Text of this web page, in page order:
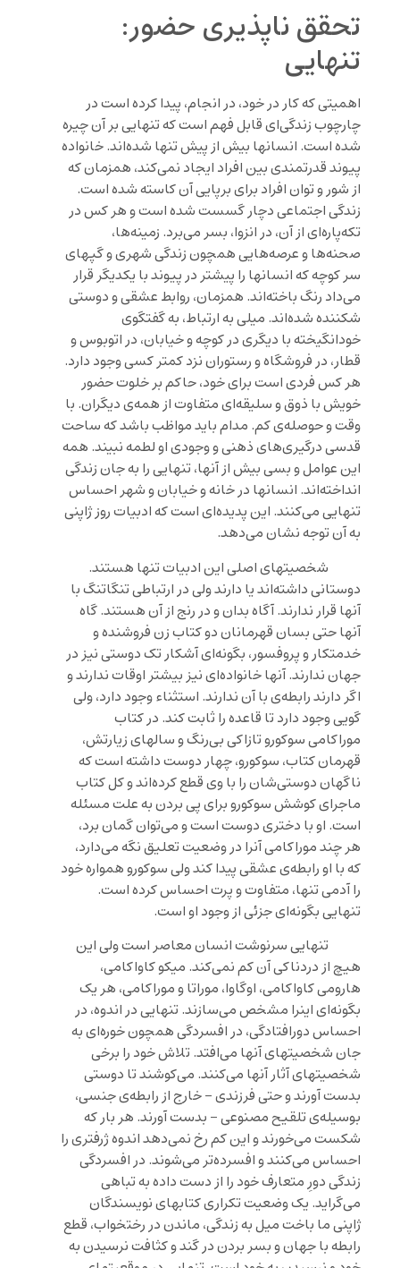
تحقق ناپذیری حضور:
تنهایی
اهمیتی که کار در خود، در انجام، پیدا کرده است در
چارچوب زندگی‌ای قابل فهم است که تنهایی بر آن چیره
شده است. انسانها بیش از پیش تنها شده‌اند. خانواده
پیوند قدرتمندی بین افراد ایجاد نمی‌کند، همزمان که
از شور و توان افراد برای برپایی آن کاسته شده است.
زندگی اجتماعی دچار گسست شده است و هر کس در
تکه‌پاره‌ای از آن، در انزوا، بسر می‌برد. زمینه‌ها،
صحنه‌ها و عرصه‌هایی همچون زندگی شهری و گپهای
سر کوچه که انسانها را پیشتر در پیوند با یکدیگر قرار
می‌داد رنگ باخته‌اند. همزمان، روابط عشقی و دوستی
شکننده شده‌اند. میلی به ارتباط، به گفتگوی
خودانگیخته‌ با دیگری در کوچه و خیابان، در اتوبوس و
قطار، در فروشگاه و رستوران نزد کمتر کسی وجود دارد.
هر کس فردی است برای خود، حاکم بر خلوت حضور
خویش با ذوق و سلیقه‌ای متفاوت از همه‌ی دیگران. با
وقت و حوصله‌ی کم. مدام باید مواظب باشد که ساحت
قدسی درگیری‌های ذهنی و وجودی او لطمه نبیند. همه
این عوامل و بسی بیش از آنها، تنهایی را به جان زندگی
انداخته‌اند. انسانها در خانه و خیابان و شهر احساس
تنهایی می‌کنند. این پدیده‌ای است که ادبیات روز ژاپنی
به آن توجه نشان می‌دهد.
شخصیتهای اصلی این ادبیات تنها هستند.
دوستانی داشته‌اند یا دارند ولی در ارتباطی تنگاتنگ با
آنها قرار ندارند. آگاه بدان و در رنج از آن هستند. گاه
آنها حتی بسان قهرمانان دو کتابزن فروشندهو
خدمتکار و پروفسور، بگونه‌ای آشکار تک دوستی نیز در
جهان ندارند. آنها خانواده‌ای نیز بیشتر اوقات ندارند و
اگر دارند رابطه‌ی با آن ندارند. استثناء وجود دارد، ولی
گویی وجود دارد تا قاعده را ثابت کند. در کتاب
موراکامیسوکورو تازاکی بی‌رنگ و سالهای زیارتش،
قهرمان کتاب، سوکورو، چهار دوست داشته است که
ناگهان دوستی‌شان را با وی قطع کرده‌اند و کل کتاب
ماجرای کوشش سوکورو برای پی بردن به علت مسئله
است. او با دختری دوست است و می‌توان گمان برد،
هر چند موراکامی آنرا در وضعیت تعلیق نگه می‌دارد،
که با او رابطه‌ی عشقی پیدا کند ولی سوکورو همواره خود
را آدمی تنها، متفاوت و پرت احساس کرده است.
تنهایی بگونه‌ای جزئی از وجود او است.
تنهایی سرنوشت انسان معاصر است ولی این
هیچ از دردناکی آن کم نمی‌کند. میکو کاواکامی،
هارومی کاواکامی، اوگاوا، موراتا و موراکامی، هر یک
بگونه‌ای اینرا مشخص می‌سازند. تنهایی در اندوه، در
احساس دورافتادگی، در افسردگی همچون خوره‌ای به
جان شخصیتهای آنها می‌افتد. تلاش خود را برخی
شخصیتهای آثار آنها می‌کنند. می‌کوشند تا دوستی
بدست آورند و حتی فرزندی – خارج از رابطه‌ی جنسی،
بوسیله‌ی تلقیح مصنوعی – بدست آورند. هر بار که
شکست می‌خورند و این کم رخ نمی‌دهد اندوه ژرفتری را
احساس می‌کنند و افسرده‌تر می‌شوند. در افسردگی
زندگی دورِ متعارف خود را از دست داده به تباهی
می‌گراید. یک وضعیت تکراری کتابهای نویسندگان
ژاپنی ما باخت میل به زندگی، ماندن در رختخواب، قطع
رابطه با جهان و بسر بردن در گند و کثافت نرسیدن به